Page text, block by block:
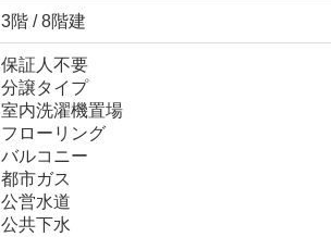
3階 / 8階建
保証人不要
分譲タイプ
室内洗濯機置場
フローリング
バルコニー
都市ガス
公営水道
公共下水